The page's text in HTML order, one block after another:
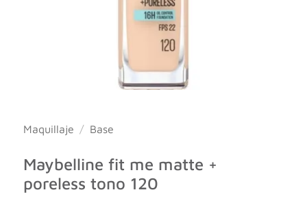
Maquillaje / Base
Maybelline fit me matte +
poreless tono 120